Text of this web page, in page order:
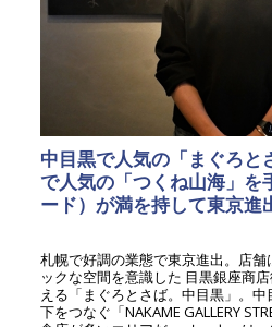
中目黒で人気の「まぐろと
で人気の「つくね山海」
ード）が満を持して東京進
札幌で好調の業態で東京進出。店
ックな空間を意識した 目黒銀座商
える「まぐろとさば。中目黒」。
下をつなぐ「NAKAME GALLERY